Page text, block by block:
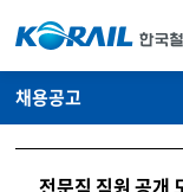
채용공고
전문직 직원 공개